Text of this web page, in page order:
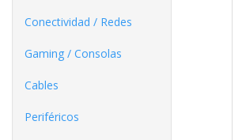
Conectividad / Redes
Gaming / Consolas
Cables
Periféricos